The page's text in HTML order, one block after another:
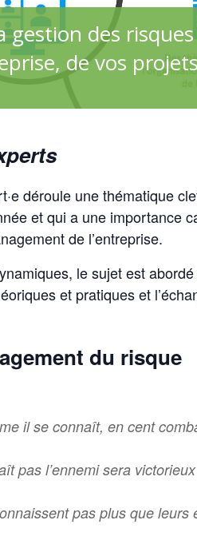
gestion des
de vos
déroule une thématique
et qui a une importance
de l’entreprise.
le sujet est
et pratiques et
du risque
il se connaît, en cent
pas l’ennemi sera
pas plus que leurs